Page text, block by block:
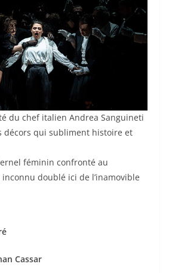
du chef italien Andrea Sanguineti
décors qui subliment histoire et
féminin confronté au
doublé ici de l’inamovible
Cassar